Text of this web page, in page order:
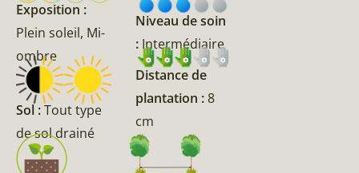
Exposition :
Plein soleil, Mi-
ombre
Sol :Tout type
de sol drainé
Niveau de soin
: Intermédiaire
Distance de
plantation :8
cm